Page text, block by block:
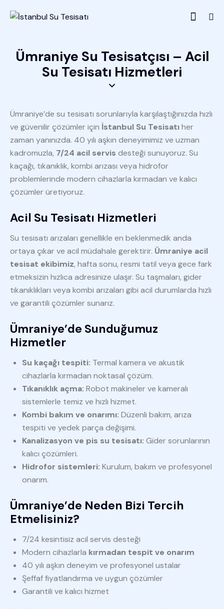
Ümraniye Su Tesisatçısı – Acil
Su Tesisatı Hizmetleri
Ümraniye’de su tesisatı sorunlarıyla karşılaştığınızda hızlı
ve güvenilir çözümler için İstanbul Su Tesisatıher
zaman yanınızda. 40 yılı aşkın deneyimimiz ve uzman
kadromuzla, 7/24 acil servis desteği sunuyoruz. Su
kaçağı, tıkanıklık, kombi arızası veya hidrofor
problemlerinde modern cihazlarla kırmadan ve kalıcı
çözümler üretiyoruz.
Acil Su Tesisatı Hizmetleri
Su tesisatı arızaları genellikle en beklenmedik anda
ortaya çıkar ve acil müdahale gerektirir. Ümraniye acil
tesisat ekibimiz, hafta sonu, resmi tatil veya gece fark
etmeksizin hızlıca adresinize ulaşır. Su taşmaları, gider
tıkanıklıkları veya kombi arızaları gibi acil durumlarda hızlı
ve garantili çözümler sunarız.
Ümraniye’de Sunduğumuz
Hizmetler
Su kaçağı tespiti: Termal kamera ve akustik
cihazlarla kırmadan noktasal çözüm.
Tıkanıklık açma: Robot makineler ve kameralı
sistemlerle temiz ve hızlı hizmet.
Kombi bakım ve onarımı: Düzenli bakım, arıza
tespiti ve yedek parça değişimi.
Kanalizasyon ve pis su tesisatı: Gider sorunlarının
kalıcı çözümleri.
Hidrofor sistemleri: Kurulum, bakım ve profesyonel
onarım.
Ümraniye’de Neden Bizi Tercih
Etmelisiniz?
7/24 kesintisiz acil servis desteği
Modern cihazlarla kırmadan tespit ve onarım
40 yılı aşkın deneyim ve profesyonel ustalar
Şeffaf fiyatlandırma ve uygun çözümler
Garantili ve kalıcı hizmet